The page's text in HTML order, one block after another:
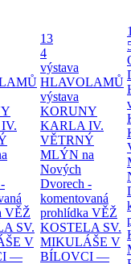
VĚŽ
SV.
V
—
13
4
výstava
HLAVOLAMŮ
výstava
KORUNY
KARLA IV.
VĚTRNÝ
MLÝN na
Nových
Dvorech -
komentovaná
prohlídka VĚŽ
KOSTELA SV.
MIKULÁŠE V
BÍLOVCI —